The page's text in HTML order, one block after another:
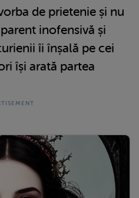
de prietenie și nu
inofensivă și
îi înșală pe cei
își arată partea